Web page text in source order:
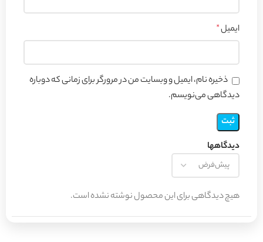
دیدگاهها
هیچ دیدگاهی برای این محصول نوشته نشده است.
ایمیل*
ذخیره نام، ایمیل و وبسایت من در مرورگر برای زمانی که دوباره
دیدگاهی می‌نویسم.